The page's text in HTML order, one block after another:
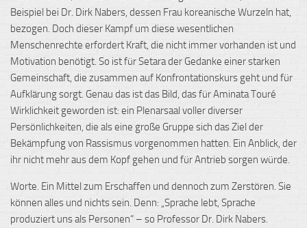
Beispiel bei Dr. Dirk Nabers, dessen Frau koreanische Wurzeln hat,
bezogen. Doch dieser Kampf um diese wesentlichen
Menschenrechte erfordert Kraft, die nicht immer vorhanden ist und
Motivation benötigt. So ist für Setara der Gedanke einer starken
Gemeinschaft, die zusammen auf Konfrontationskurs geht und für
Aufklärung sorgt. Genau das ist das Bild, das für Aminata Touré
Wirklichkeit geworden ist: ein Plenarsaal voller diverser
Persönlichkeiten, die als eine große Gruppe sich das Ziel der
Bekämpfung von Rassismus vorgenommen hatten. Ein Anblick, der
ihr nicht mehr aus dem Kopf gehen und für Antrieb sorgen würde.
Worte. Ein Mittel zum Erschaffen und dennoch zum Zerstören. Sie
können alles und nichts sein. Denn: „Sprache lebt, Sprache
produziert uns als Personen“ – so Professor Dr. Dirk Nabers.